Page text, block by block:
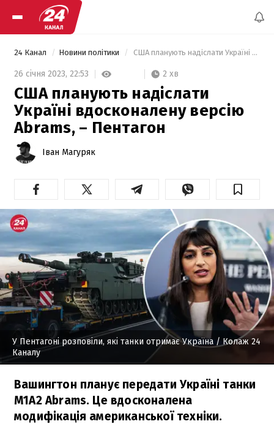
24 Канал Новини політики США планують надіслати Україні вдосконалену версію Abrams, – Пентагон
26 січня 2023, 22:53 2 хв
США планують надіслати
Україні вдосконалену версію
Abrams, – Пентагон
Іван Магуряк
У Пентагоні розповіли, які танки отримає Україна / Колаж 24
Каналу
Вашингтон планує передати Україні танки
M1A2 Abrams. Це вдосконалена
модифікація американської техніки.